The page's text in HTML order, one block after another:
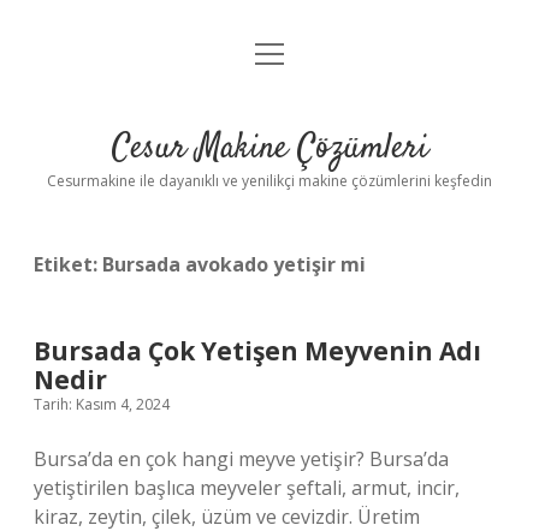
Anasayfa
Yasal Uyarı
menüyü
Cesur Makine Çözümleri
Cesurmakine ile dayanıklı ve yenilikçi makine çözümlerini keşfedin
Etiket: Bursada avokado yetişir mi
Bursada Çok Yetişen Meyvenin Adı
Nedir
Tarih: Kasım 4, 2024
Bursa’da en çok hangi meyve yetişir? Bursa’da
yetiştirilen başlıca meyveler şeftali, armut, incir,
kiraz, zeytin, çilek, üzüm ve cevizdir. Üretim